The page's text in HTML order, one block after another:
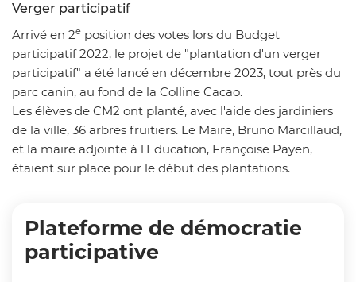
Verger participatif
Arrivé en 2e position des votes lors du Budget
participatif 2022, le projet de "plantation d'un verger
participatif" a été lancé en décembre 2023, tout près du
parc canin, au fond de la Colline Cacao.
Les élèves de CM2 ont planté, avec l'aide des jardiniers
de la ville, 36 arbres fruitiers. Le Maire, Bruno Marcillaud,
et la maire adjointe à l'Education, Françoise Payen,
étaient sur place pour le début des plantations.
Plateforme de démocratie
participative